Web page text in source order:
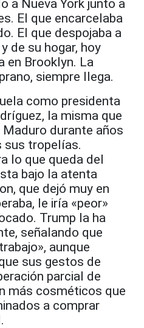
a Nueva York junto a
El que encarcelaba
El que despojaba a
de su hogar, hoy
en Brooklyn. La
siempre llega.
como presidenta
la misma que
durante años
sus tropelías.
lo que queda del
bajo la atenta
que dejó muy en
le iría «peor»
Trump la ha
señalando que
aunque
sus gestos de
parcial de
más cosméticos que
a comprar